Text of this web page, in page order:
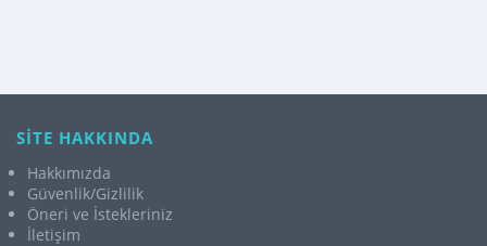
SİTE HAKKINDA
Hakkımızda
Güvenlik/Gizlilik
Öneri ve İstekleriniz
İletişim